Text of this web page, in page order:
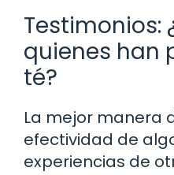
Testimonios:
quienes han
té?
La mejor manera
efectividad de
experiencias de